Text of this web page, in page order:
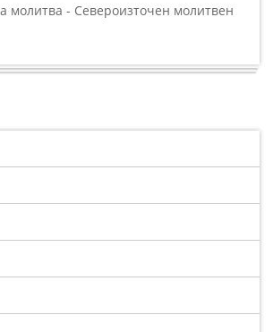
молитва - Североизточен молитвен